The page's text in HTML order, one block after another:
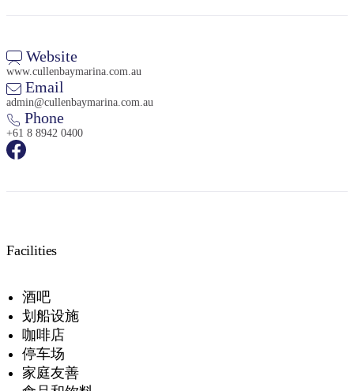
Website
www.cullenbaymarina.com.au
Email
admin@cullenbaymarina.com.au
Phone
+61 8 8942 0400
Facilities
酒吧
划船设施
咖啡店
停车场
家庭友善